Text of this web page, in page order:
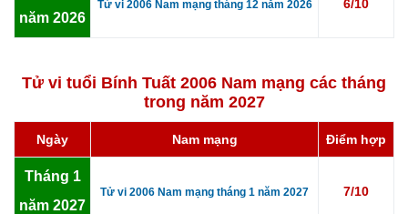
năm 2026
Tử vi 2006 Nam mạng tháng 12 năm 2026 6/10
Tử vi tuổi Bính Tuất 2006 Nam mạng các tháng
trong năm 2027
Ngày Nam mạng Điểm hợp
Tháng 1
năm 2027
Tử vi 2006 Nam mạng tháng 1 năm 2027 7/10